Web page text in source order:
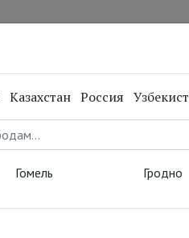
Казахстан Россия
Гомель Гродно